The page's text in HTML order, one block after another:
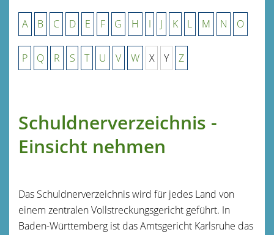
A B C D E F G H I J K L M N O
P Q R S T U V W X Y Z
Schuldnerverzeichnis -
Einsicht nehmen
Das Schuldnerverzeichnis wird für jedes Land von
einem zentralen Vollstreckungsgericht geführt. In
Baden-Württemberg ist das Amtsgericht Karlsruhe das